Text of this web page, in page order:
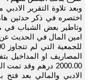
وبعد تلاوة التقرير
اختصره في ذكر حدثين
وتاطير بعض الشباب في
امين المال في الحديث
المصاريف او المداخيل
2000.00 درهم وقد
الادبي والمالي بعد